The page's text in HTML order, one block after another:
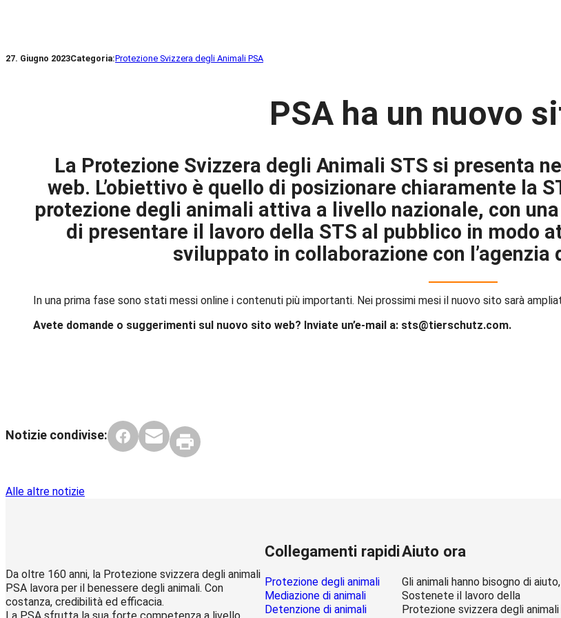
27. Giugno 2023Categoria:Protezione Svizzera degli Animali PSA
PSA ha un nuovo
La Protezione Svizzera degli Animali STS si presenta
web. L’obiettivo è quello di posizionare chiaramente la
protezione degli animali attiva a livello nazionale, con
di presentare il lavoro della STS al pubblico in modo
sviluppato in collaborazione con
In una prima fase sono stati messi online i contenuti più importanti. Nei prossimi mesi il nuovo sito sarà
Avete domande o suggerimenti sul nuovo sito web? Inviate un’e-mail a: sts@tierschutz.com.
Notizie condivise:
Alle altre notizie
Da oltre 160 anni, la Protezione svizzera degli animali
PSA lavora per il benessere degli animali. Con
costanza, credibilità ed efficacia.
La PSA sfrutta la sua forte competenza a livello
Collegamenti rapidi
Protezione degli animali
Mediazione di animali
Detenzione di animali
Aiuto ora
Gli animali hanno bisogno di
Sostenete il lavoro della
Protezione svizzera degli animali